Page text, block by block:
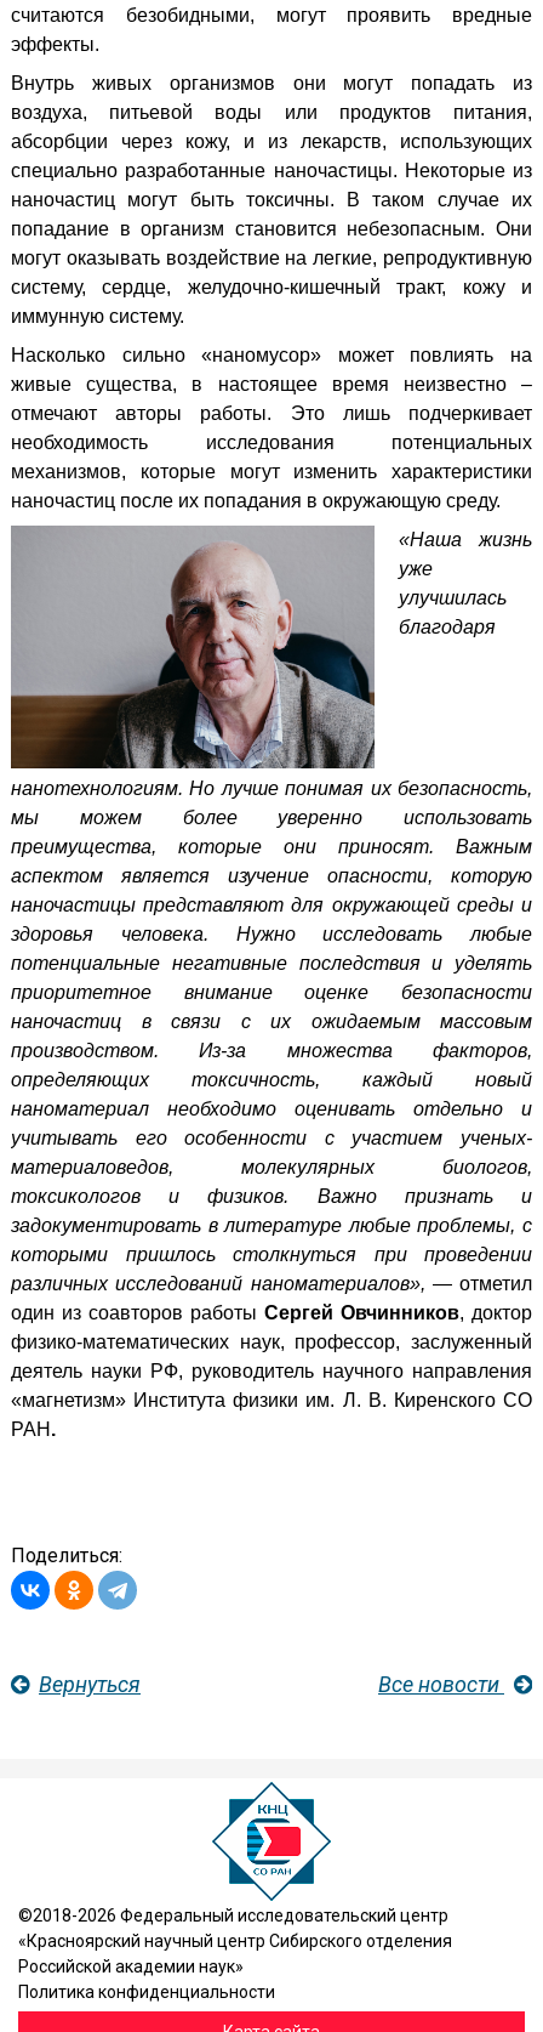
считаются безобидными, могут проявить вредные
эффекты.
Внутрь живых организмов они могут попадать из
воздуха, питьевой воды или продуктов питания,
абсорбции через кожу, и из лекарств, использующих
специально разработанные наночастицы. Некоторые из
наночастиц могут быть токсичны. В таком случае их
попадание в организм становится небезопасным. Они
могут оказывать воздействие на легкие, репродуктивную
систему, сердце, желудочно-кишечный тракт, кожу и
иммунную систему.
Насколько сильно «наномусор» может повлиять на
живые существа, в настоящее время неизвестно –
отмечают авторы работы. Это лишь подчеркивает
необходимость исследования потенциальных
механизмов, которые могут изменить характеристики
наночастиц после их попадания в окружающую среду.
«Наша жизнь
уже
улучшилась
благодаря
нанотехнологиям. Но лучше понимая их безопасность,
мы можем более уверенно использовать
преимущества, которые они приносят. Важным
аспектом является изучение опасности, которую
наночастицы представляют для окружающей среды и
здоровья человека. Нужно исследовать любые
потенциальные негативные последствия и уделять
приоритетное внимание оценке безопасности
наночастиц в связи с их ожидаемым массовым
производством. Из-за множества факторов,
определяющих токсичность, каждый новый
наноматериал необходимо оценивать отдельно и
учитывать его особенности с участием ученых-
материаловедов, молекулярных биологов,
токсикологов и физиков. Важно признать и
задокументировать в литературе любые проблемы, с
которыми пришлось столкнуться при проведении
различных исследований наноматериалов», — отметил
один из соавторов работы Сергей Овчинников, доктор
физико-математических наук, профессор, заслуженный
деятель науки РФ, руководитель научного направления
«магнетизм» Института физики им. Л. В. Киренского СО
РАН .
Поделиться:
Вернуться Все новости
©2018-2026 Федеральный исследовательский центр
«Красноярский научный центр Сибирского отделения
Российской академии наук»
Политика конфиденциальности